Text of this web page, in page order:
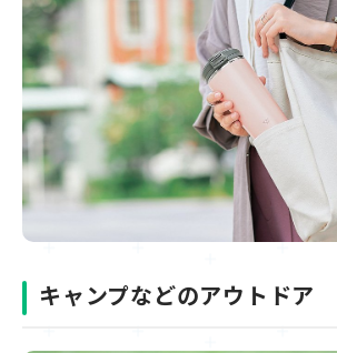
キャンプなどのアウトドア